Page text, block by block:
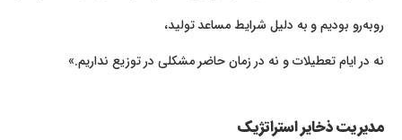
روبه‌رو بودیم و به دلیل شرایط مساعد تولید،
نه در ایام تعطیلات و نه در زمان حاضر مشکلی در توزیع نداریم.»
مدیریت ذخایر استراتژیک